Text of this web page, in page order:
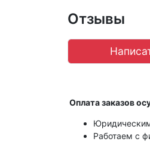
Отзывы
Оплата заказов
Работаем с